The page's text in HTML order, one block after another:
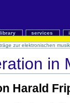
services
zur elektronischen musik
in
Harald